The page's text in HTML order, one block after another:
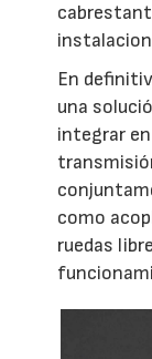
En
una
integrar
como
ruedas